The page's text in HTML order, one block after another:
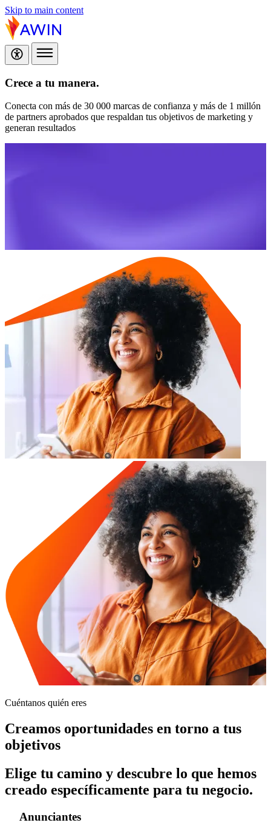
Skip to main content
Crece a tu manera.
Conecta con más de 30 000 marcas de confianza y más de 1 millón
de partners aprobados que respaldan tus objetivos de marketing y
generan resultados
Cuéntanos quién eres
Creamos oportunidades en torno a tus
objetivos
Elige tu camino y descubre lo que hemos
creado específicamente para tu negocio.
Anunciantes